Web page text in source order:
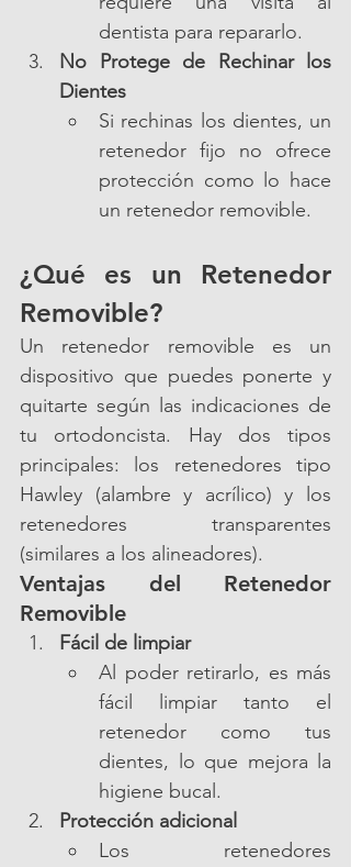
dentista para repararlo.
No Protege de Rechinar los
Dientes
Si rechinas los dientes, un
retenedor fijo no ofrece
protección como lo hace
un retenedor removible.
¿Qué es un Retenedor
Removible?
Un retenedor removible es un
dispositivo que puedes ponerte y
quitarte según las indicaciones de
tu ortodoncista. Hay dos tipos
principales: los retenedores tipo
Hawley (alambre y acrílico) y los
retenedores transparentes
(similares a los alineadores).
Ventajas del Retenedor
Removible
Fácil de limpiar
Al poder retirarlo, es más
fácil limpiar tanto el
retenedor como tus
dientes, lo que mejora la
higiene bucal.
Protección adicional
Los retenedores